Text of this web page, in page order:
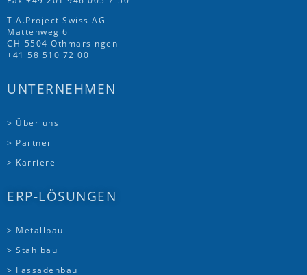
T.A.Project Swiss AG
Mattenweg 6
CH-5504 Othmarsingen
+41 58 510 72 00
UNTERNEHMEN
> Über uns
> Partner
> Karriere
ERP-LÖSUNGEN
> Metallbau
> Stahlbau
> Fassadenbau